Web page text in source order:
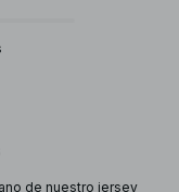
de nuestro jersey